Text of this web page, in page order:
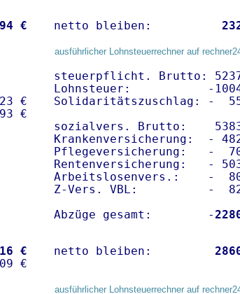
€ netto bleiben:
ausführlicher Lohnsteuerrechner auf
€
steuerpflicht. Brutto:
Lohnsteuer:           -
Solidaritätszuschlag: -
sozialvers. Brutto:
Krankenversicherung:  -
Pflegeversicherung:   -
Rentenversicherung:   -
Arbeitslosenvers.:    -
Z-Vers. VBL:          -
Abzüge gesamt:        -
€
netto bleiben:
ausführlicher Lohnsteuerrechner auf